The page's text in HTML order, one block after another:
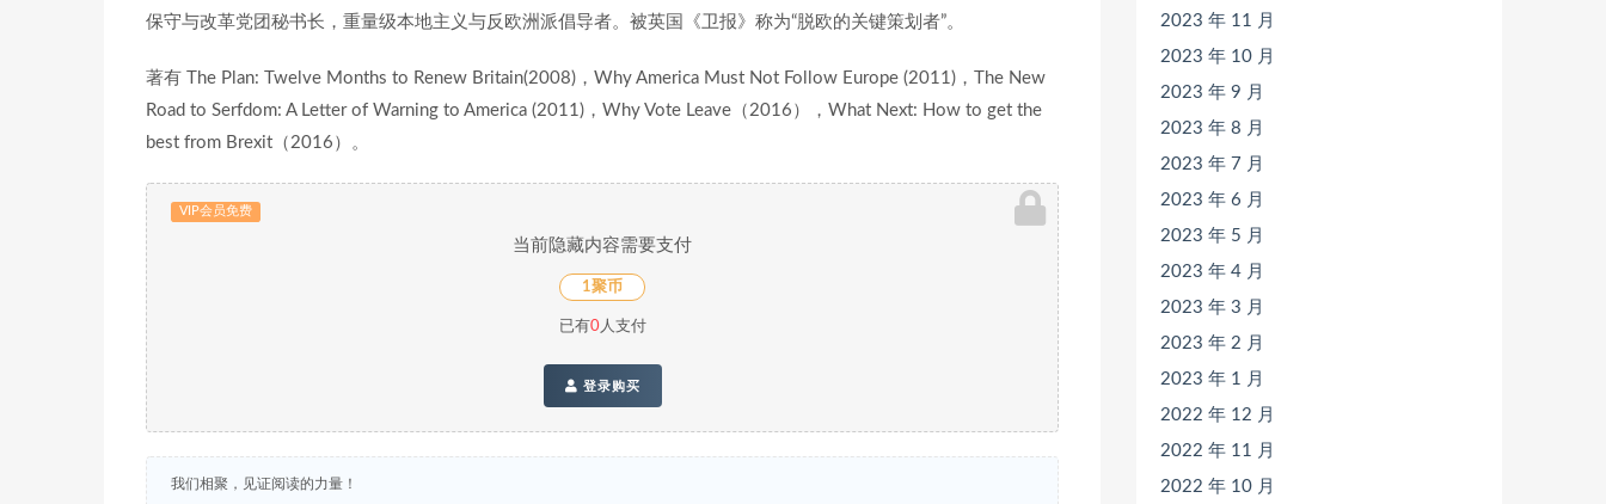
保守与改革党团秘书长，重量级本地主义与反欧洲派倡导者。被英国《卫报》称为“脱欧的关键策划者”。
著有 The Plan: Twelve Months to Renew Britain(2008)，Why America Must Not Follow Europe (2011)，The New
Road to Serfdom: A Letter of Warning to America (2011)，Why Vote Leave（2016），What Next: How to get the
best from Brexit（2016）。
VIP会员免费
当前隐藏内容需要支付
1聚币
已有0人支付
登录购买
我们相聚，见证阅读的力量！
2023 年 11 月
2023 年 10 月
2023 年 9 月
2023 年 8 月
2023 年 7 月
2023 年 6 月
2023 年 5 月
2023 年 4 月
2023 年 3 月
2023 年 2 月
2023 年 1 月
2022 年 12 月
2022 年 11 月
2022 年 10 月